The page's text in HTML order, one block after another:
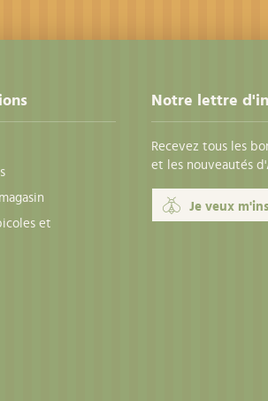
et
Notre lettre
Recevez tous les
et les nouveautés
Je veux